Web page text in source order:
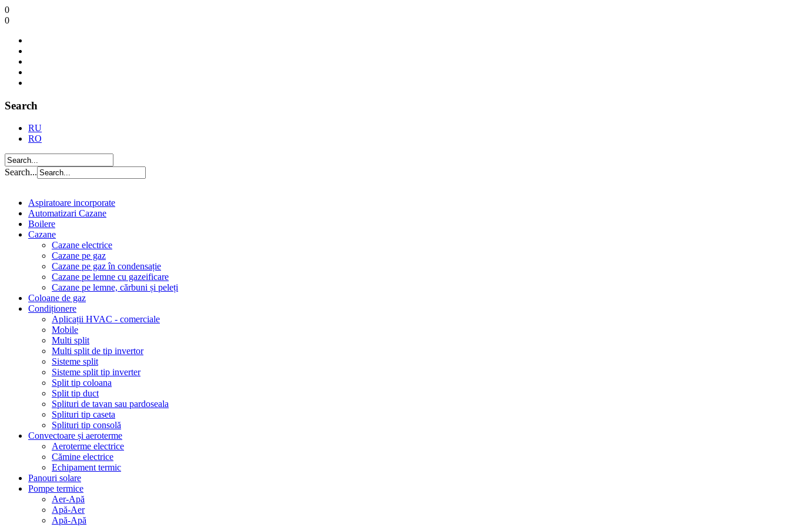
0
0
Search
RU
RO
Search...
Aspiratoare incorporate
Automatizari Cazane
Boilere
Cazane
Cazane electrice
Cazane pe gaz
Cazane pe gaz în condensație
Cazane pe lemne cu gazeificare
Cazane pe lemne, cărbuni și peleți
Coloane de gaz
Condiționere
Aplicații HVAC - comerciale
Mobile
Multi split
Multi split de tip invertor
Sisteme split
Sisteme split tip inverter
Split tip coloana
Split tip duct
Splituri de tavan sau pardoseala
Splituri tip caseta
Splituri tip consolă
Convectoare și aeroterme
Aeroterme electrice
Cămine electrice
Echipament termic
Panouri solare
Pompe termice
Aer-Apă
Apă-Aer
Apă-Apă